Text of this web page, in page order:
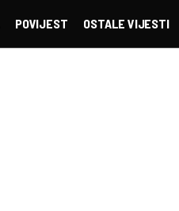
POVIJEST OSTALE VIJESTI